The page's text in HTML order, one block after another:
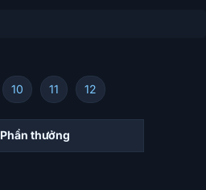
10 11 12
Phần thưởng